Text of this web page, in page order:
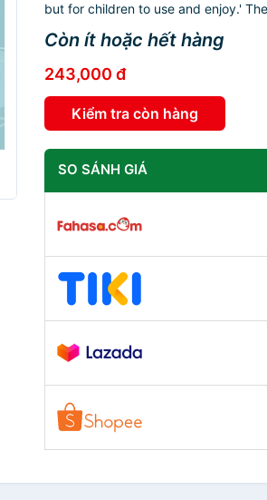
but for children to use and enjoy.'
Còn ít hoặc hết hàng
243,000 đ
Kiểm tra còn hàng
SO SÁNH GIÁ